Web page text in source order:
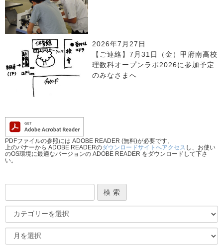
2026年7月27日
【ご連絡】7月31日（金）甲府南高校
理数科オープンラボ2026に参加予定
のみなさまへ
PDFファイルの参照には ADOBE READER (無料)が必要です。
上のバナーから ADOBE READERのダウンロードサイトへアクセス し、お使い
のOS環境に最適なバージョンの ADOBE READER をダウンロードして下さ
い。